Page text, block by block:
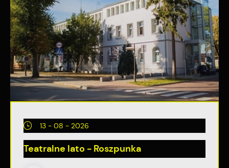
13 - 08 - 2026
Teatralne lato - Roszpunka